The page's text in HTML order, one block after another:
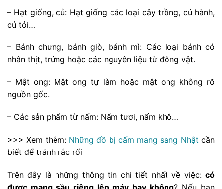
– Hạt giống, củ: Hạt giống các loại cây trồng, củ hành,
củ tỏi…
– Bánh chưng, bánh giò, bánh mì: Các loại bánh có
nhân thịt, trứng hoặc các nguyên liệu từ động vật.
– Mật ong: Mật ong tự làm hoặc mật ong không rõ
nguồn gốc.
– Các sản phẩm từ nấm: Nấm tươi, nấm khô…
>>> Xem thêm: Những đồ bị cấm mang sang Nhật cần
biết để tránh rắc rối
Trên đây là những thông tin chi tiết nhất về việc: có
được mang sầu riêng lên máy bay không? Nếu bạn